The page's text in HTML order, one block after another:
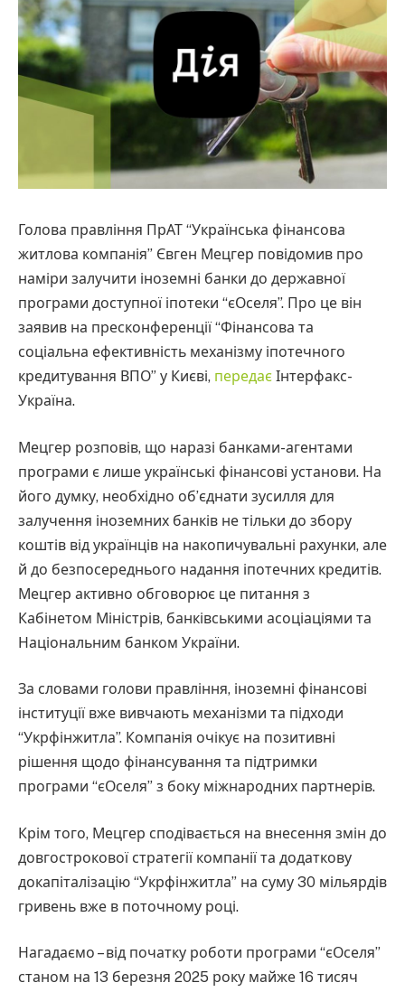
Голова правління ПрАТ “Українська фінансова
житлова компанія” Євген Мецгер повідомив про
наміри залучити іноземні банки до державної
програми доступної іпотеки “єОселя”. Про це він
заявив на пресконференції “Фінансова та
соціальна ефективність механізму іпотечного
кредитування ВПО” у Києві, передає Інтерфакс-
Україна.
Мецгер розповів, що наразі банками-агентами
програми є лише українські фінансові установи. На
його думку, необхідно об’єднати зусилля для
залучення іноземних банків не тільки до збору
коштів від українців на накопичувальні рахунки, але
й до безпосереднього надання іпотечних кредитів.
Мецгер активно обговорює це питання з
Кабінетом Міністрів, банківськими асоціаціями та
Національним банком України.
За словами голови правління, іноземні фінансові
інституції вже вивчають механізми та підходи
“Укрфінжитла”. Компанія очікує на позитивні
рішення щодо фінансування та підтримки
програми “єОселя” з боку міжнародних партнерів.
Крім того, Мецгер сподівається на внесення змін до
довгострокової стратегії компанії та додаткову
докапіталізацію “Укрфінжитла” на суму 30 мільярдів
гривень вже в поточному році.
Нагадаємо – від початку роботи програми “єОселя”
станом на 13 березня 2025 року майже 16 тисяч